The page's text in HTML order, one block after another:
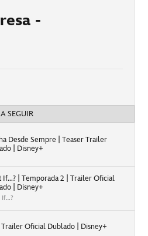
-
A SEGUIR
Desde Sempre | Teaser Trailer
| Disney+
If...? | Temporada 2 | Trailer Oficial
| Disney+
If…?
Trailer Oficial Dublado | Disney+